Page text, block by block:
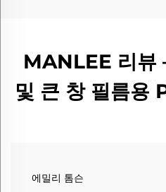
MANLEE 리뷰
및 큰 창 필름용
에밀리 톰슨